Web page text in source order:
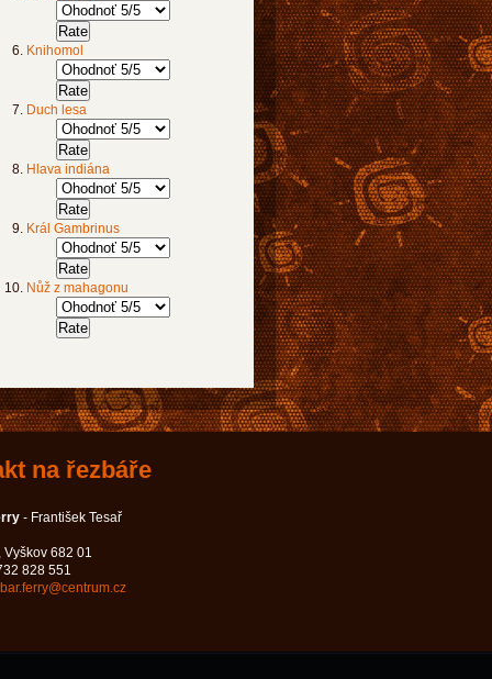
Knihomol
Duch lesa
Hlava indiána
Král Gambrinus
Nůž z mahagonu
na řezbáře
- František Tesař
Vyškov 682 01
828 551